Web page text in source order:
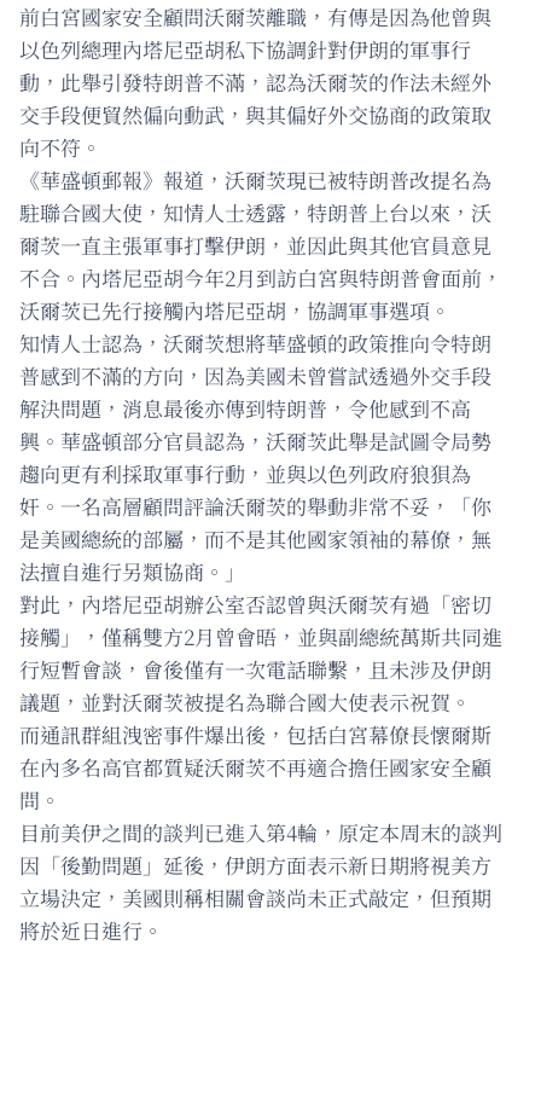
前白宮國家安全顧問沃爾茨離職，有傳是因為他曾與
以色列總理內塔尼亞胡私下協調針對伊朗的軍事行
動，此舉引發特朗普不滿，認為沃爾茨的作法未經外
交手段便貿然偏向動武，與其偏好外交協商的政策取
向不符。
《華盛頓郵報》報道，沃爾茨現已被特朗普改提名為
駐聯合國大使，知情人士透露，特朗普上台以來，沃
爾茨一直主張軍事打擊伊朗，並因此與其他官員意見
不合。內塔尼亞胡今年2月到訪白宮與特朗普會面前，
沃爾茨已先行接觸內塔尼亞胡，協調軍事選項。
知情人士認為，沃爾茨想將華盛頓的政策推向令特朗
普感到不滿的方向，因為美國未曾嘗試透過外交手段
解決問題，消息最後亦傳到特朗普，令他感到不高
興。華盛頓部分官員認為，沃爾茨此舉是試圖令局勢
趨向更有利採取軍事行動，並與以色列政府狼狽為
奸。一名高層顧問評論沃爾茨的舉動非常不妥，「你
是美國總統的部屬，而不是其他國家領袖的幕僚，無
法擅自進行另類協商。」
對此，內塔尼亞胡辦公室否認曾與沃爾茨有過「密切
接觸」，僅稱雙方2月曾會晤，並與副總統萬斯共同進
行短暫會談，會後僅有一次電話聯繫，且未涉及伊朗
議題，並對沃爾茨被提名為聯合國大使表示祝賀。
而通訊群組洩密事件爆出後，包括白宮幕僚長懷爾斯
在內多名高官都質疑沃爾茨不再適合擔任國家安全顧
問。
目前美伊之間的談判已進入第4輪，原定本周末的談判
因「後勤問題」延後，伊朗方面表示新日期將視美方
立場決定，美國則稱相關會談尚未正式敲定，但預期
將於近日進行。